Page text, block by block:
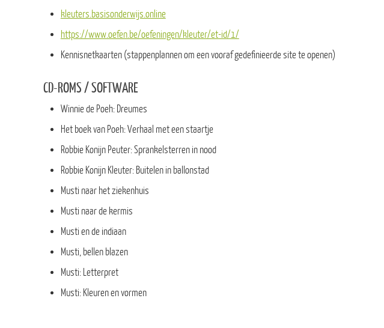
kleuters.basisonderwijs.online
https://www.oefen.be/oefeningen/kleuter/et-id/1/
Kennisnetkaarten (stappenplannen om een vooraf gedefinieerde site te openen)
CD-ROMS / SOFTWARE
Winnie de Poeh: Dreumes
Het boek van Poeh: Verhaal met een staartje
Robbie Konijn Peuter: Sprankelsterren in nood
Robbie Konijn Kleuter: Buitelen in ballonstad
Musti naar het ziekenhuis
Musti naar de kermis
Musti en de indiaan
Musti, bellen blazen
Musti: Letterpret
Musti: Kleuren en vormen